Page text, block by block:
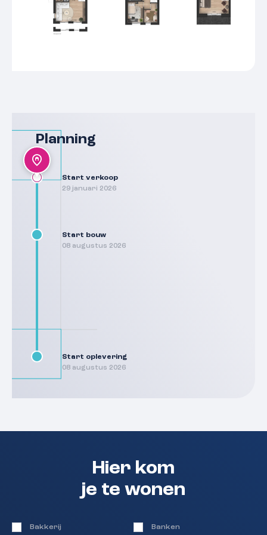
Planning
Start verkoop
29 januari 2026
Start bouw
08 augustus 2026
Start oplevering
08 augustus 2026
Hier kom
je te wonen
Bakkerij Banken